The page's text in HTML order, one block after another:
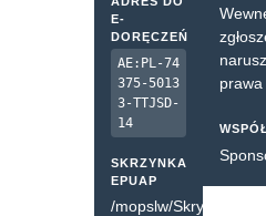
E-
DORĘCZEŃ
AE:PL-74
375-5013
3-TTJSD-
14
SKRZYNKA
EPUAP
/mopslw/SkrytkaESP
prawa